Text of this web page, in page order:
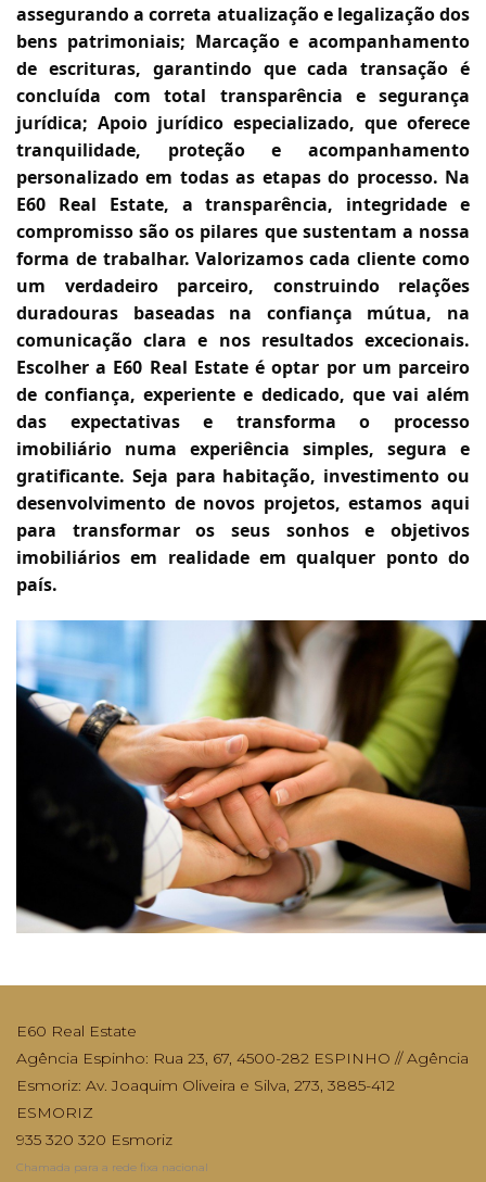
assegurando a correta atualização e legalização dos
bens patrimoniais; Marcação e acompanhamento
de escrituras, garantindo que cada transação é
concluída com total transparência e segurança
jurídica; Apoio jurídico especializado, que oferece
tranquilidade, proteção e acompanhamento
personalizado em todas as etapas do processo. Na
E60 Real Estate, a transparência, integridade e
compromisso são os pilares que sustentam a nossa
forma de trabalhar. Valorizamos cada cliente como
um verdadeiro parceiro, construindo relações
duradouras baseadas na confiança mútua, na
comunicação clara e nos resultados excecionais.
Escolher a E60 Real Estate é optar por um parceiro
de confiança, experiente e dedicado, que vai além
das expectativas e transforma o processo
imobiliário numa experiência simples, segura e
gratificante. Seja para habitação, investimento ou
desenvolvimento de novos projetos, estamos aqui
para transformar os seus sonhos e objetivos
imobiliários em realidade em qualquer ponto do
país.
E60 Real Estate
Agência Espinho: Rua 23, 67, 4500-282 ESPINHO // Agência
Esmoriz: Av. Joaquim Oliveira e Silva, 273, 3885-412
ESMORIZ
935 320 320 Esmoriz
Chamada para a rede fixa nacional